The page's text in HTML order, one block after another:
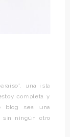
una isla
completa y
blog sea una
sin ningún otro